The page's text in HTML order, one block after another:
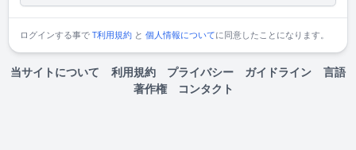
ログインする事でT利用規約 と個人情報についてに同意したことになります。
当サイトについて 利用規約 プライバシー ガイドライン
言語
著作権
コンタクト